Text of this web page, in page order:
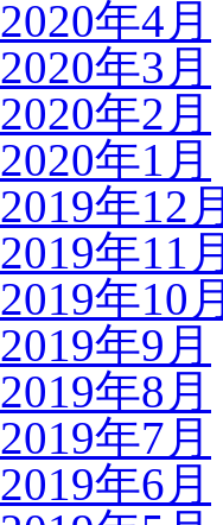
2020年4月
2020年3月
2020年2月
2020年1月
2019年12月
2019年11月
2019年10月
2019年9月
2019年8月
2019年7月
2019年6月